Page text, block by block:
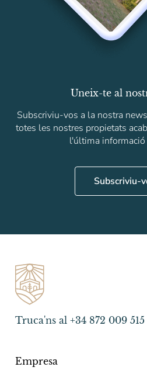
Uneix-te al
Subscriviu-vos a la nostra
totes les nostres propietats
l'última informació
Subscriviu-
Truca'ns al +34 872 009 515
Empresa